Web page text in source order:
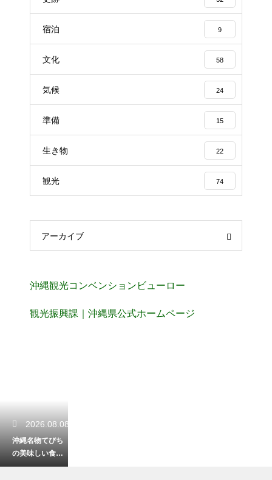
宿泊 9
文化 58
気候 24
準備 15
生き物 22
観光 74
アーカイブ
沖縄観光コンベンションビューロー
観光振興課｜沖縄県公式ホームページ
2026.08.08
沖縄名物てびち
の美味しい食べ
方！コラーゲン